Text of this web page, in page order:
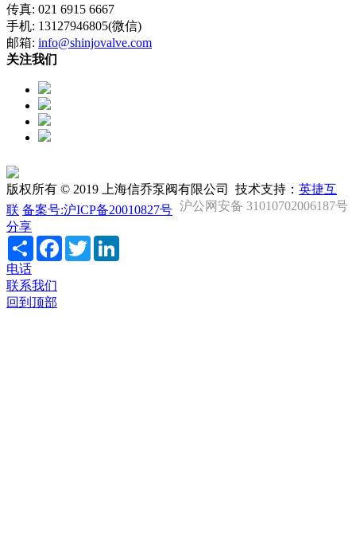
传真: 021 6915 6667
手机: 13127946805(微信)
邮箱: info@shinjovalve.com
关注我们
版权所有 © 2019 上海信乔泵阀有限公司 技术支持： 英捷互
联 备案号:沪ICP备20010827号 沪公网安备 31010702006187号
分享
Share FacebookTwitter
电话
联系我们
回到顶部